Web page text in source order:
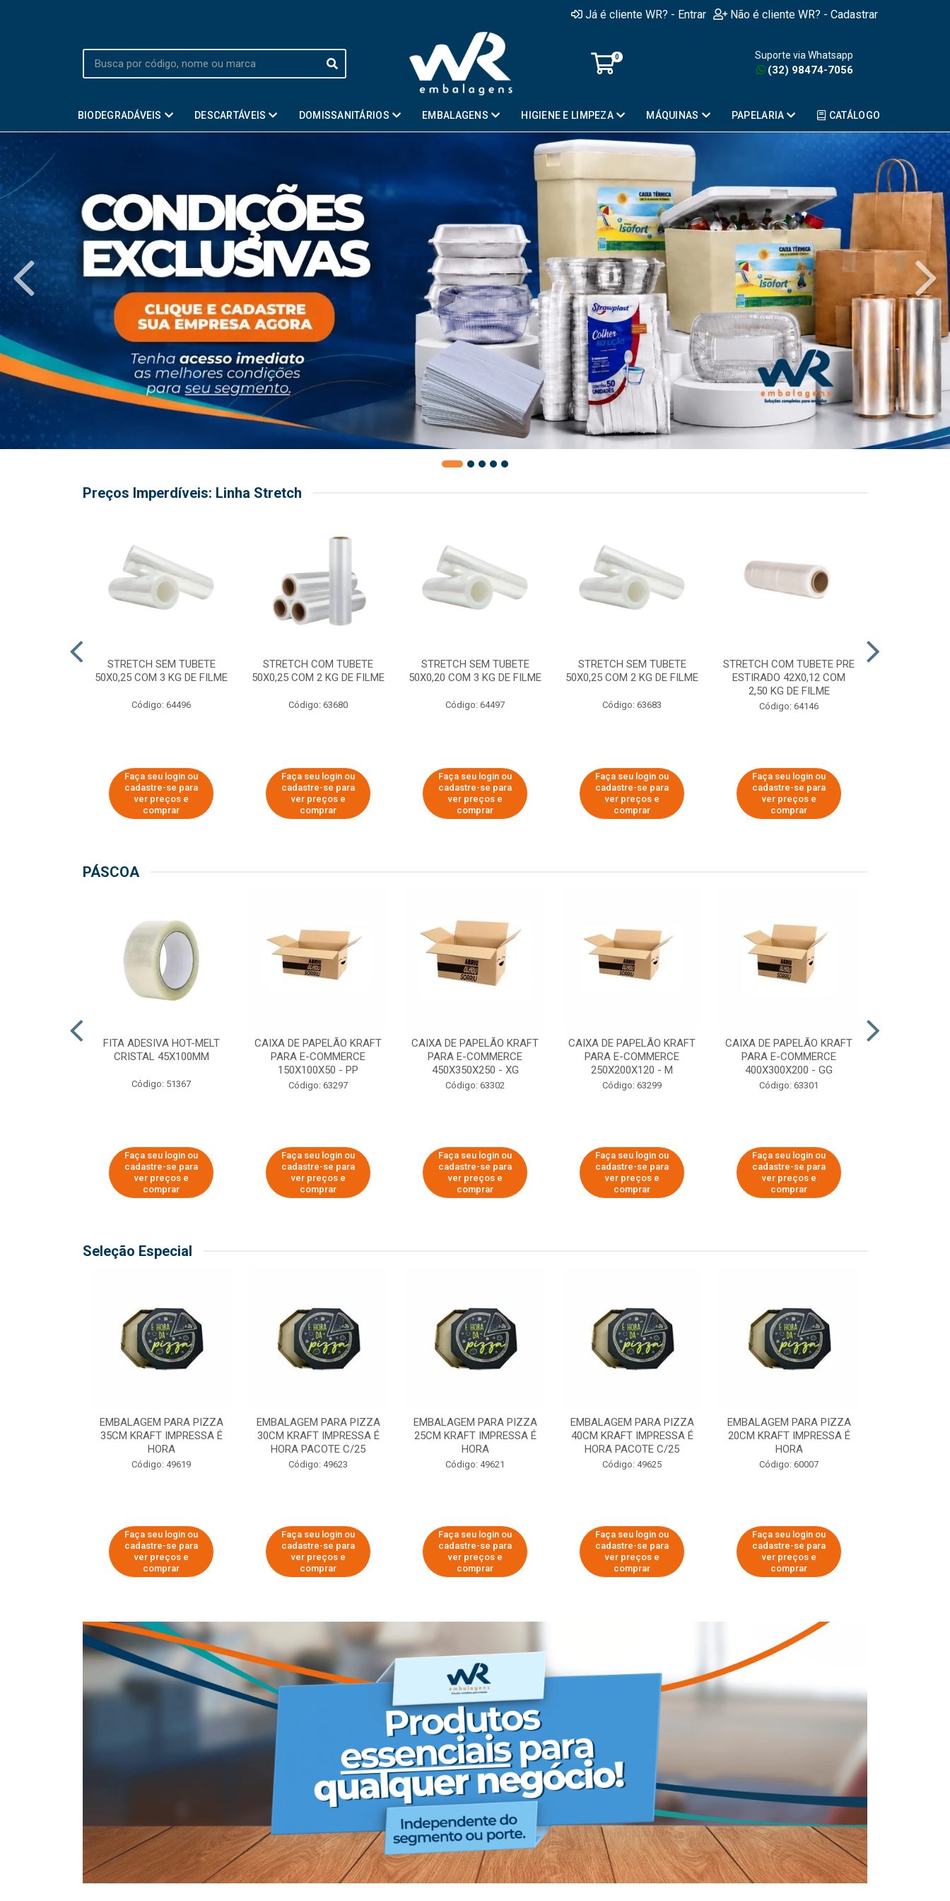
Já é cliente WR? - Entrar Não é cliente WR? - Cadastrar
0 Suporte via Whatsapp
(32) 98474-7056
BIODEGRADÁVEIS DESCARTÁVEIS DOMISSANITÁRIOS EMBALAGENS HIGIENE E LIMPEZA MÁQUINAS PAPELARIA CATÁLOGO
Preços Imperdíveis: Linha Stretch
STRETCH SEM TUBETE
50X0,25 COM 3 KG DE FILME
Código: 64496
Faça seu login ou
cadastre-se para
ver preços e
comprar
STRETCH COM TUBETE
50X0,25 COM 2 KG DE FILME
Código: 63680
Faça seu login ou
cadastre-se para
ver preços e
comprar
STRETCH SEM TUBETE
50X0,20 COM 3 KG DE FILME
Código: 64497
Faça seu login ou
cadastre-se para
ver preços e
comprar
STRETCH SEM TUBETE
50X0,25 COM 2 KG DE FILME
Código: 63683
Faça seu login ou
cadastre-se para
ver preços e
comprar
STRETCH COM TUBETE PRE
ESTIRADO 42X0,12 COM
2,50 KG DE FILME
Código: 64146
Faça seu login ou
cadastre-se para
ver preços e
comprar
PÁSCOA
FITA ADESIVA HOT-MELT
CRISTAL 45X100MM
Código: 51367
Faça seu login ou
cadastre-se para
ver preços e
comprar
CAIXA DE PAPELÃO KRAFT
PARA E-COMMERCE
150X100X50 - PP
Código: 63297
Faça seu login ou
cadastre-se para
ver preços e
comprar
CAIXA DE PAPELÃO KRAFT
PARA E-COMMERCE
450X350X250 - XG
Código: 63302
Faça seu login ou
cadastre-se para
ver preços e
comprar
CAIXA DE PAPELÃO KRAFT
PARA E-COMMERCE
250X200X120 - M
Código: 63299
Faça seu login ou
cadastre-se para
ver preços e
comprar
CAIXA DE PAPELÃO KRAFT
PARA E-COMMERCE
400X300X200 - GG
Código: 63301
Faça seu login ou
cadastre-se para
ver preços e
comprar
Seleção Especial
EMBALAGEM PARA PIZZA
35CM KRAFT IMPRESSA É
HORA
Código: 49619
Faça seu login ou
cadastre-se para
ver preços e
comprar
EMBALAGEM PARA PIZZA
30CM KRAFT IMPRESSA É
HORA PACOTE C/25
Código: 49623
Faça seu login ou
cadastre-se para
ver preços e
comprar
EMBALAGEM PARA PIZZA
25CM KRAFT IMPRESSA É
HORA
Código: 49621
Faça seu login ou
cadastre-se para
ver preços e
comprar
EMBALAGEM PARA PIZZA
40CM KRAFT IMPRESSA É
HORA PACOTE C/25
Código: 49625
Faça seu login ou
cadastre-se para
ver preços e
comprar
EMBALAGEM PARA PIZZA
20CM KRAFT IMPRESSA É
HORA
Código: 60007
Faça seu login ou
cadastre-se para
ver preços e
comprar